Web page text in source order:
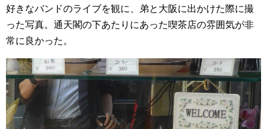
好きなバンドのライブを観に、弟と大阪に出かけた際に撮
った写真。通天閣の下あたりにあった喫茶店の雰囲気が非
常に良かった。